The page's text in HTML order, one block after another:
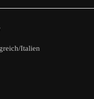
Italien